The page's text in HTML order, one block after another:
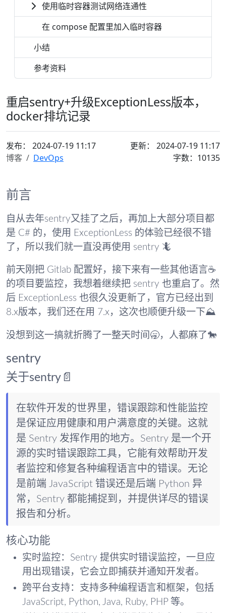
使用临时容器测试网络连通性
在 compose 配置里加入临时容器
小结
参考资料
重启sentry+升级ExceptionLess版本，
docker排坑记录
发布： 2024-07-19 11:17
更新： 2024-07-19 11:17
博客
DevOps 字数：10135
前言
自从去年sentry又挂了之后，再加上大部分项目都
是 C# 的，使用 ExceptionLess 的体验已经很不错
了，所以我们就一直没再使用 sentry 🦎
前天刚把 Gitlab 配置好，接下来有一些其他语言☕️
的项目要监控，我想着继续把 sentry 也重启了。然
后 ExceptionLess 也很久没更新了，官方已经出到
8.x版本，我们还在用 7.x，这次也顺便升级一下⛰️
没想到这一搞就折腾了一整天时间🥱，人都麻了🐎
sentry
关于sentry📄
在软件开发的世界里，错误跟踪和性能监控
是保证应用健康和用户满意度的关键。这就
是 Sentry 发挥作用的地方。Sentry 是一个开
源的实时错误跟踪工具，它能有效帮助开发
者监控和修复各种编程语言中的错误。无论
是前端 JavaScript 错误还是后端 Python 异
常，Sentry 都能捕捉到，并提供详尽的错误
报告和分析。
核心功能
实时监控：Sentry 提供实时错误监控，一旦应
用出现错误，它会立即捕获并通知开发者。
跨平台支持：支持多种编程语言和框架，包括
JavaScript, Python, Java, Ruby, PHP 等。